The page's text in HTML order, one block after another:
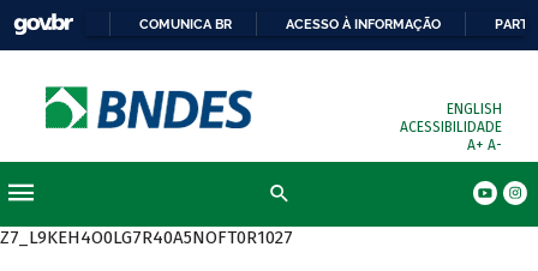
COMUNICA BR ACESSO À INFORMAÇÃO
ENGLISH
ACESSIBILIDADE
A+ A-
Z7_L9KEH4O0LG7R40A5NOFT0R1027